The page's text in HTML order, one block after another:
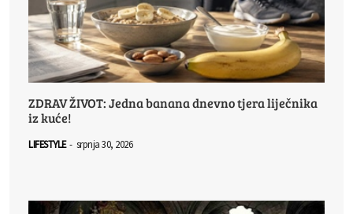
ZDRAV ŽIVOT: Jedna banana dnevno tjera liječnika
iz kuće!
LIFESTYLE - srpnja 30, 2026